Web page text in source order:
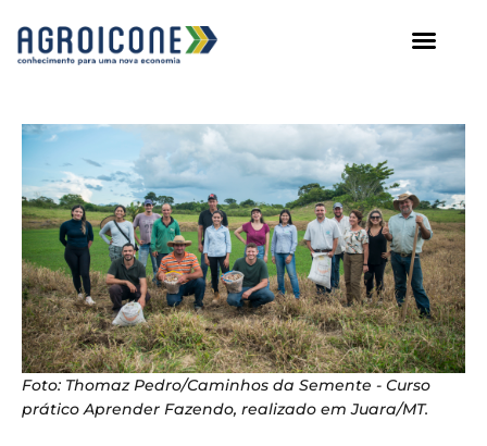
Foto: Thomaz Pedro/Caminhos da Semente - Curso
prático Aprender Fazendo, realizado em Juara/MT.